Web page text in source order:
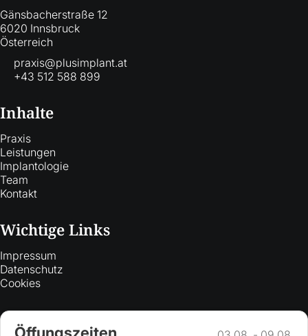
Gänsbacherstraße 12
6020 Innsbruck
Österreich
praxis@plusimplant.at
+43 512 588 899
Inhalte
Praxis
Leistungen
Implantologie
Team
Kontakt
Wichtige Links
Impressum
Datenschutz
Cookies